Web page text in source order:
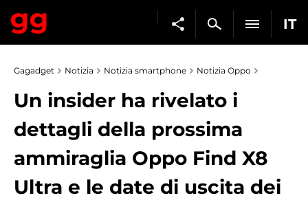
IT
Gagadget Notizia Notizia smartphone Notizia Oppo
Un insider ha rivelato i
dettagli della prossima
ammiraglia Oppo Find X8
Ultra e le date di uscita dei